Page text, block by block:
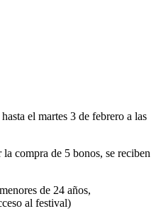
el martes 3 de febrero a las
compra de 5 bonos, se reciben
de 24 años,
al festival)